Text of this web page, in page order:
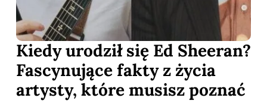
Kiedy urodził się Ed Sheeran?
Fascynujące fakty z życia
artysty, które musisz poznać